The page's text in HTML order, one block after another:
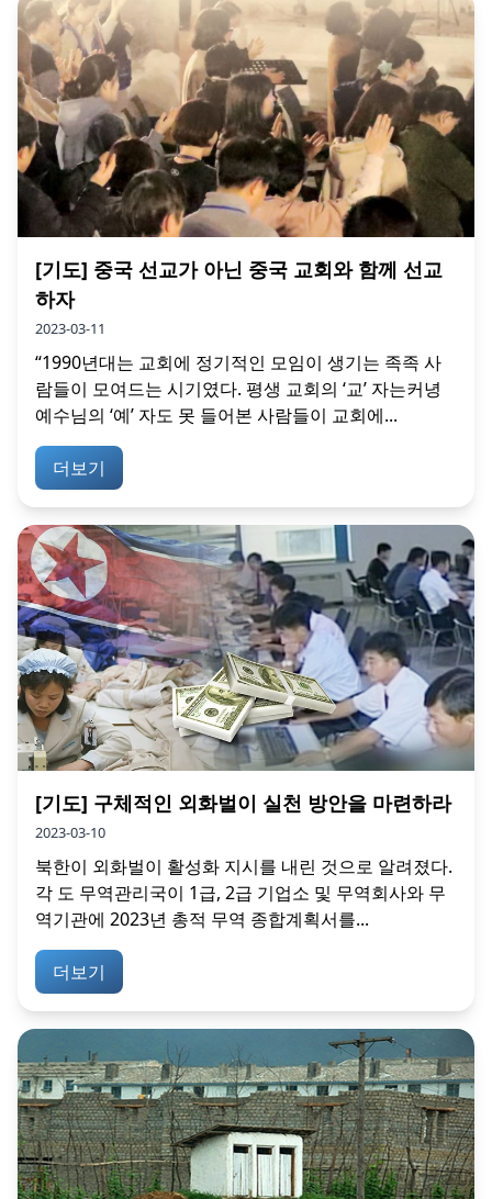
[기도] 중국 선교가 아닌 중국 교회와 함께 선교
하자
2023-03-11
“1990년대는 교회에 정기적인 모임이 생기는 족족 사
람들이 모여드는 시기였다. 평생 교회의 ‘교’ 자는커녕
예수님의 ‘예’ 자도 못 들어본 사람들이 교회에...
더보기
[기도] 구체적인 외화벌이 실천 방안을 마련하라
2023-03-10
북한이 외화벌이 활성화 지시를 내린 것으로 알려졌다.
각 도 무역관리국이 1급, 2급 기업소 및 무역회사와 무
역기관에 2023년 총적 무역 종합계획서를...
더보기